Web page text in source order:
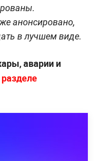
анонсировано,
в лучшем виде.
аварии и
разделе